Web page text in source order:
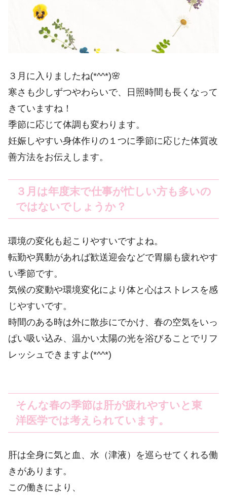
３月に入りましたね(*^^*)🌸
寒さも少しずつやわらいで、日照時間も長くなって
きていますね！
季節に応じて体調も変わります。
妊娠しやすい身体作りの１つに季節に応じた体質改
善方法をお伝えします。
３月は年度末で仕事が忙しい方も多いの
ではないでしょうか？
環境の変化も起こりやすいですよね。
転勤や異動があれば歓送迎会などで胃腸も疲れやす
い季節です。
気候の変動や環境変化により体と心はストレスを感
じやすいです。
時間のある時は外に散歩にでかけ、春の空気をいっ
ぱい吸い込み、温かい太陽の光を浴びることでリフ
レッシュできますよ(*^^*)
そんな春の季節は肝が疲れやすいと東
洋医学では考えられています。
肝は全身に気と血、水（津液）を巡らせてくれる働
きがあります。
この働きにより、